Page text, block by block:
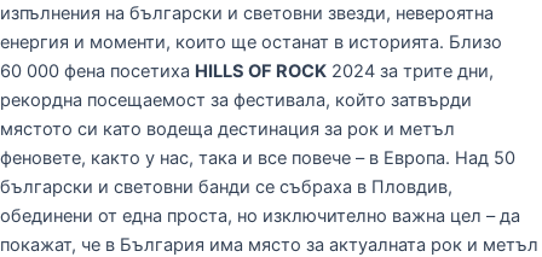
изпълнения на български и световни звезди, невероятна
енергия и моменти, които ще останат в историята. Близо
60 000 фена посетиха HILLS OF ROCK 2024 за трите дни,
рекордна посещаемост за фестивала, който затвърди
мястото си като водеща дестинация за рок и метъл
феновете, както у нас, така и все повече – в Европа. Над 50
български и световни банди се събраха в Пловдив,
обединени от една проста, но изключително важна цел – да
покажат, че в България има място за актуалната рок и метъл